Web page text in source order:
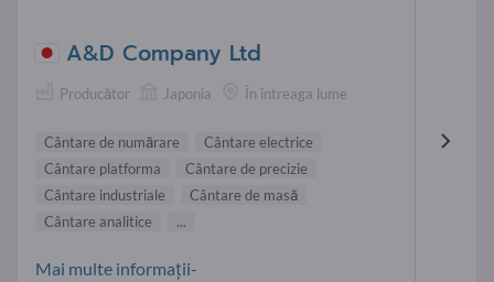
A&D Company Ltd
Producător Japonia În întreaga lume
Cântare de numărare
Cântare electrice
Cântare platforma
Cântare de precizie
Cântare industriale
Cântare de masă
Cântare analitice
...
Mai multe informații-